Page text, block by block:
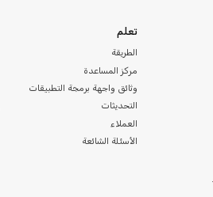
تعلم
الطريقة
مركز المساعدة
وثائق واجهة برمجة التطبيقات
التحديثات
العملاء
الأسئلة الشائعة